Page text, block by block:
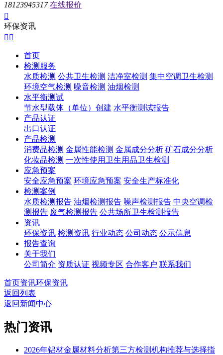
18123945317 在线报价

环保资讯
 
首页
检测服务
水质检测 公共卫生检测 洁净室检测 集中空调卫生检测
环境空气检测 噪音检测 油烟检测
水平衡测试
节水型载体（单位）创建 水平衡测试报告
产品认证
出口认证
产品检测
消费品检测 金属性能检测 金属成分分析 矿石成分分析
化妆品检测 一次性使用卫生用品卫生检测
应急预案
安全应急预案 环境应急预案 安全生产标准化
检测案例
水质检测报告 油烟检测报告 噪声检测报告 中央空调检
测报告 废气检测报告 公共场所卫生检测报告
资讯
环保资讯 检测资讯 行业动态 公司动态 公示信息
报告查询
关于我们
公司简介 资质认证 视频专区 合作客户 联系我们
首页资讯环保资讯
返回列表
返回新闻中心
热门资讯
2026年铝材金属材料分析第三方检测机构推荐与选择指